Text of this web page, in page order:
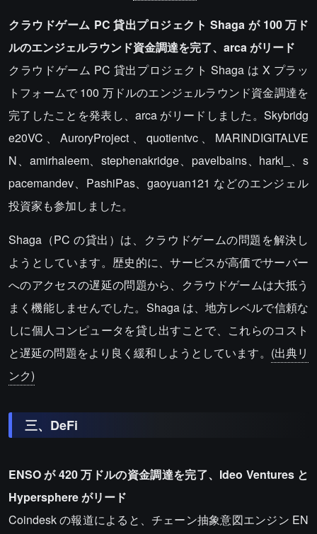
クラウドゲーム PC 貸出プロジェクト Shaga が 100 万ド
ルのエンジェルラウンド資金調達を完了、arca がリード
クラウドゲーム PC 貸出プロジェクト Shaga は X プラッ
トフォームで 100 万ドルのエンジェルラウンド資金調達を
完了したことを発表し、arca がリードしました。Skybridg
e20VC、AuroryProject、quotientvc、MARINDIGITALVE
N、amirhaleem、stephenakridge、pavelbains、harkl_、s
pacemandev、PashiPas、gaoyuan121 などのエンジェル
投資家も参加しました。
Shaga（PC の貸出）は、クラウドゲームの問題を解決し
ようとしています。歴史的に、サービスが高価でサーバー
へのアクセスの遅延の問題から、クラウドゲームは大抵う
まく機能しませんでした。Shaga は、地方レベルで信頼な
しに個人コンピュータを貸し出すことで、これらのコスト
と遅延の問題をより良く緩和しようとしています。 (出典リ
ンク)
三、DeFi
ENSO が 420 万ドルの資金調達を完了、Ideo Ventures と
Hypersphere がリード
Coindesk の報道によると、チェーン抽象意図エンジン EN